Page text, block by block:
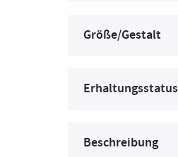
Größe/Gestalt
Erhaltungsstatus
Beschreibung